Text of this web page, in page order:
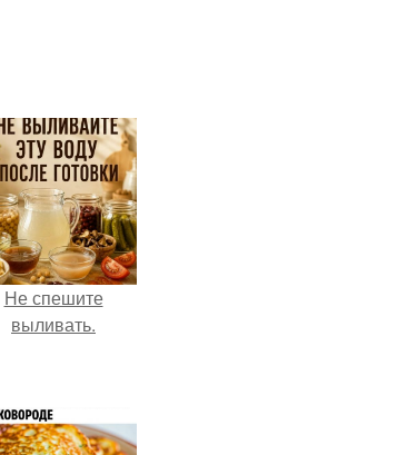
Не спешите
выливать.